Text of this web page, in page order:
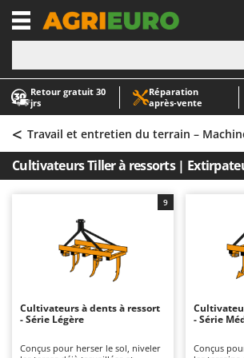
Retour gratuit 30
jrs
Réparation
après‑vente
-1
A
Abris de jardin
Accessoires pour tracteurs
Aérateurs Scarificateurs pour
Arracheuses de pommes de terre
Aspirateurs - Balais Électriques
Aspirateurs à cendres
Aspirateurs à feuilles sur roues
Aspirateurs de piscine
Atomiseurs agricoles pour
Atomiseurs pour traitements
A
AgriEuro Premium
AgriEuro TOP-LINE
AGT
Airmec
AL-KO
ALA 2000
Alpina
Ama
< Travail et entretien du terrain –
Cultivateurs Tiller à ressorts |
Cultivateurs à dents à ressort
- Série Légère
Conçus pour herser le sol, niveler
9
- Série
Conçus